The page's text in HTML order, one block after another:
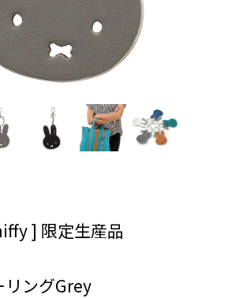
] 限定生産品
リングGrey